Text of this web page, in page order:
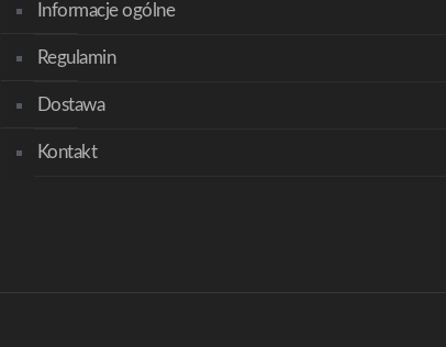
Informacje ogólne
Regulamin
Dostawa
Kontakt